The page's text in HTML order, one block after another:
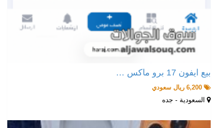
بيع ايفون 17 برو ماكس …
السعودية - جده